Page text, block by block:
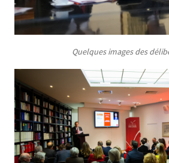
Quelques images des